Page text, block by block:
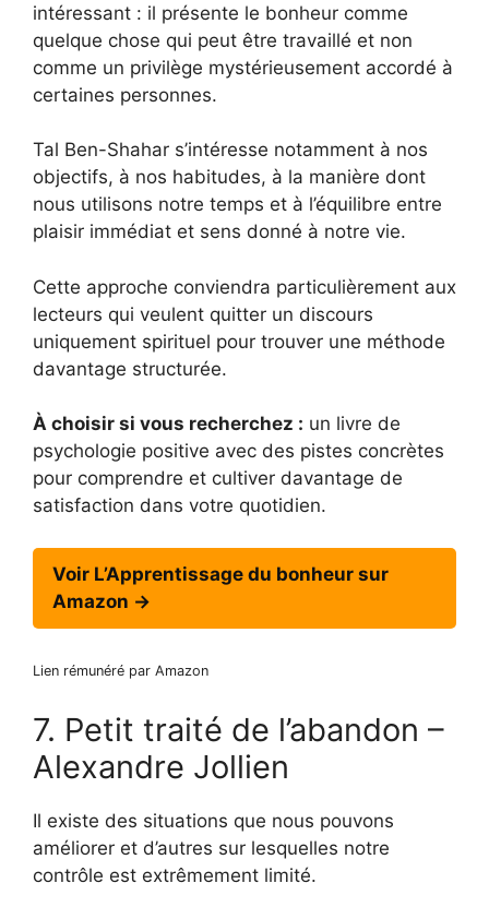
intéressant : il présente le bonheur comme
quelque chose qui peut être travaillé et non
comme un privilège mystérieusement accordé à
certaines personnes.
Tal Ben-Shahar s’intéresse notamment à nos
objectifs, à nos habitudes, à la manière dont
nous utilisons notre temps et à l’équilibre entre
plaisir immédiat et sens donné à notre vie.
Cette approche conviendra particulièrement aux
lecteurs qui veulent quitter un discours
uniquement spirituel pour trouver une méthode
davantage structurée.
À choisir si vous recherchez : un livre de
psychologie positive avec des pistes concrètes
pour comprendre et cultiver davantage de
satisfaction dans votre quotidien.
Voir L’Apprentissage du bonheur sur
Amazon →
Lien rémunéré par Amazon
7. Petit traité de l’abandon –
Alexandre Jollien
Il existe des situations que nous pouvons
améliorer et d’autres sur lesquelles notre
contrôle est extrêmement limité.